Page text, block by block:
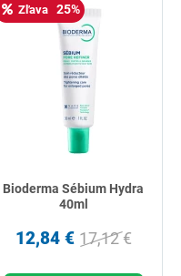
Zľava 25%
Bioderma Sébium Hydra
40ml
12,84 € 17,12 €